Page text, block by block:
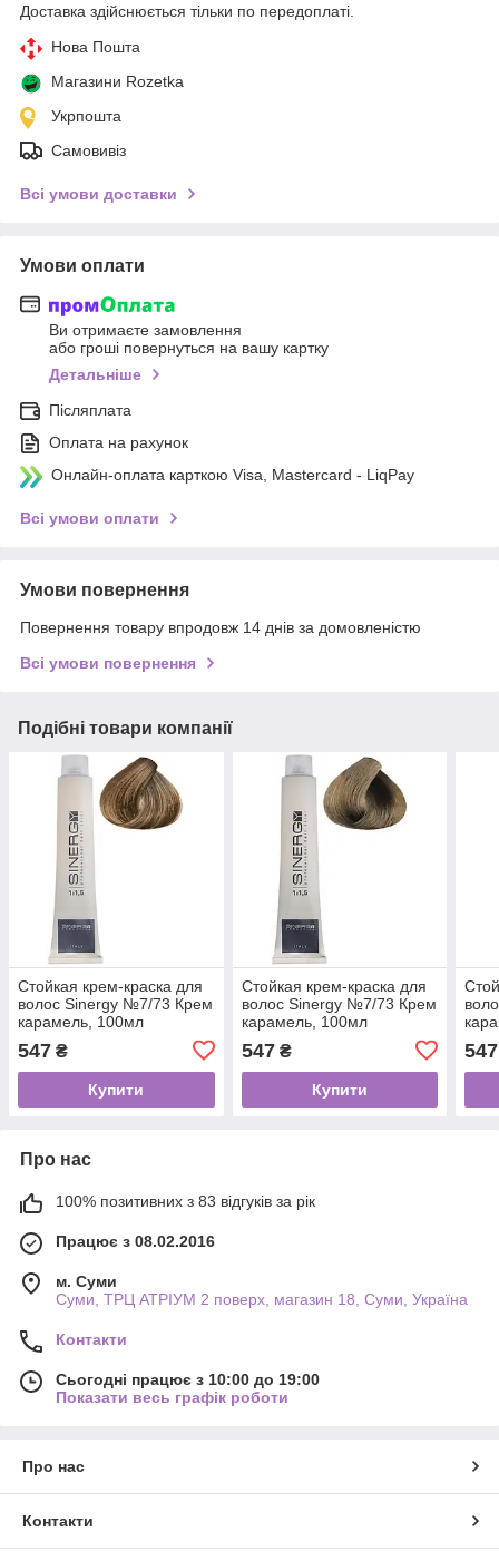
Доставка здійснюється тільки по передоплаті.
Нова Пошта
Магазини Rozetka
Укрпошта
Самовивіз
Всі умови доставки
Умови оплати
Ви отримаєте замовлення
або гроші повернуться на вашу картку
Детальніше
Післяплата
Оплата на рахунок
Онлайн-оплата карткою Visa, Mastercard - LiqPay
Всі умови оплати
Умови повернення
Повернення товару впродовж 14 днів за домовленістю
Всі умови повернення
Подібні товари компанії
Стойкая крем-краска для
волос Sinergy №7/73 Крем
карамель, 100мл
547 ₴
Купити
Стойкая крем-краска для
волос Sinergy №7/73 Крем
карамель, 100мл
547₴
Купити
547
Про нас
100% позитивних з 83 відгуків за рік
Працює з 08.02.2016
м. Суми
Суми, ТРЦ АТРІУМ 2 поверх, магазин 18, Суми, Україна
Контакти
Сьогодні працює з 10:00 до 19:00
Показати весь графік роботи
Про нас
Контакти